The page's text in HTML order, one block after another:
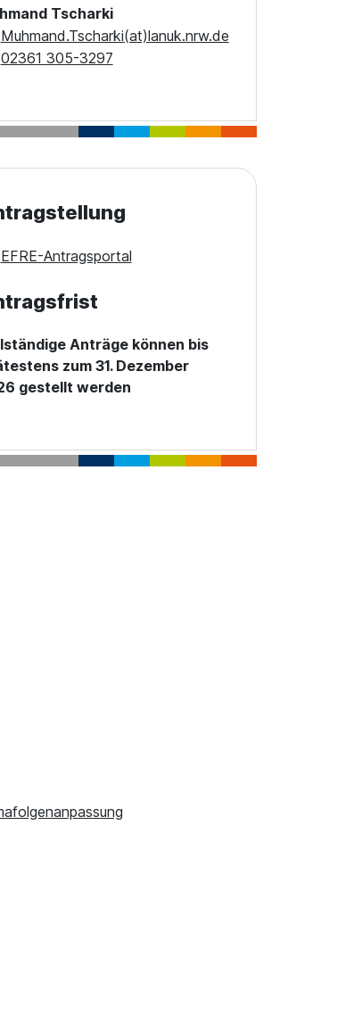
Tscharki
Muhmand.Tscharki(at)lanuk.nrw.de
02361 305-3297
EFRE-Antragsportal
Anträge können bis
zum 31. Dezember
gestellt werden